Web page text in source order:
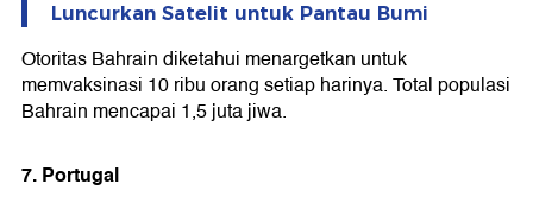
Luncurkan Satelit untuk Pantau Bumi
Otoritas Bahrain diketahui menargetkan untuk
memvaksinasi 10 ribu orang setiap harinya. Total populasi
Bahrain mencapai 1,5 juta jiwa.
7. Portugal